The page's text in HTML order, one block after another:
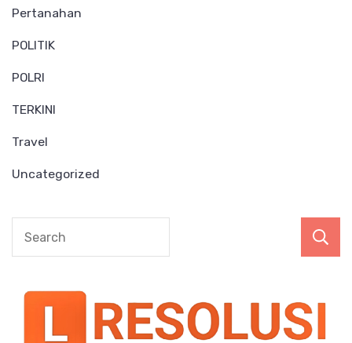
Pertanahan
POLITIK
POLRI
TERKINI
Travel
Uncategorized